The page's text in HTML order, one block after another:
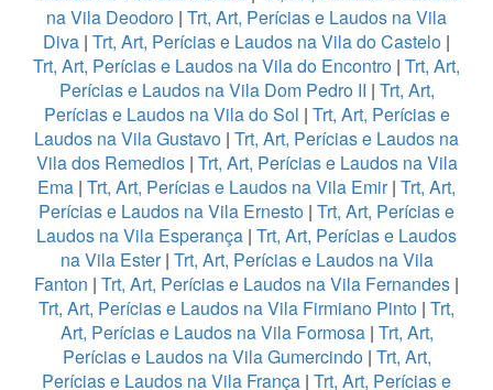
na Vila Deodoro | Trt, Art, Perícias e Laudos na Vila
Diva | Trt, Art, Perícias e Laudos na Vila do Castelo |
Trt, Art, Perícias e Laudos na Vila do Encontro | Trt, Art,
Perícias e Laudos na Vila Dom Pedro II | Trt, Art,
Perícias e Laudos na Vila do Sol | Trt, Art, Perícias e
Laudos na Vila Gustavo | Trt, Art, Perícias e Laudos na
Vila dos Remedios| Trt, Art, Perícias e Laudos na Vila
Ema | Trt, Art, Perícias e Laudos na Vila Emir| Trt, Art,
Perícias e Laudos na Vila Ernesto | Trt, Art, Perícias e
Laudos na Vila Esperança | Trt, Art, Perícias e Laudos
na Vila Ester| Trt, Art, Perícias e Laudos na Vila
Fanton | Trt, Art, Perícias e Laudos na Vila Fernandes |
Trt, Art, Perícias e Laudos na Vila Firmiano Pinto | Trt,
Art, Perícias e Laudos na Vila Formosa| Trt, Art,
Perícias e Laudos na Vila Gumercindo| Trt, Art,
Perícias e Laudos na Vila França | Trt, Art, Perícias e